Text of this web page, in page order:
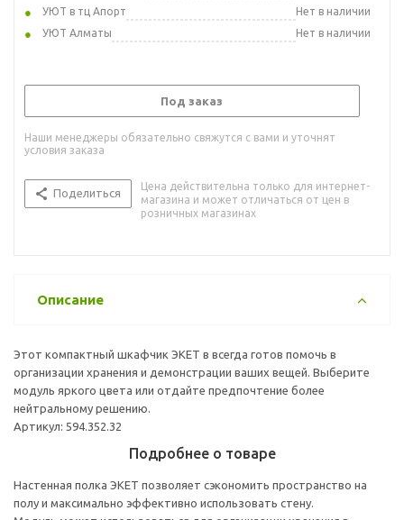
УЮТ в тц Апорт
Нет в наличии
УЮТ Алматы
Нет в наличии
Под заказ
Наши менеджеры обязательно свяжутся с вами и уточнят
условия заказа
Поделиться
Цена действительна только для интернет-
магазина и может отличаться от цен в
розничных магазинах
Описание
Этот компактный шкафчик ЭКЕТ в всегда готов помочь в
организации хранения и демонстрации ваших вещей. Выберите
модуль яркого цвета или отдайте предпочтение более
нейтральному решению.
Артикул: 594.352.32
Подробнее о товаре
Настенная полка ЭКЕТ позволяет сэкономить пространство на
полу и максимально эффективно использовать стену.